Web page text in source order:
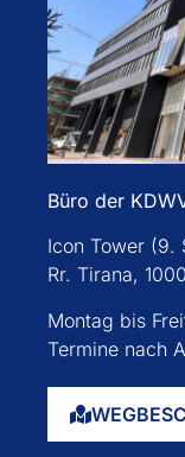
Büro der
Icon Tower (9.
Rr. Tirana,
Montag bis
Termine nach